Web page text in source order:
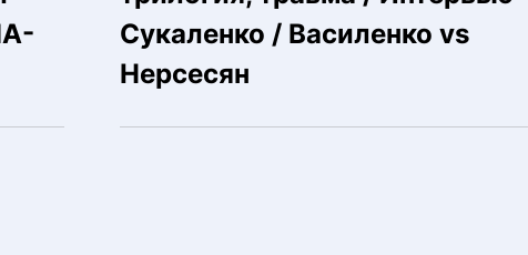
Сукаленко / Василенко vs
Нерсесян